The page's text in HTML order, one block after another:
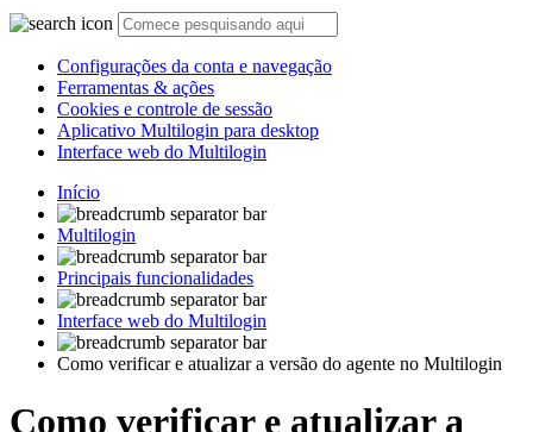
Configurações da conta e navegação
Ferramentas & ações
Cookies e controle de sessão
Aplicativo Multilogin para desktop
Interface web do Multilogin
Início
Multilogin
Principais funcionalidades
Interface web do Multilogin
Como verificar e atualizar a versão do agente no Multilogin
Como verificar e atualizar a